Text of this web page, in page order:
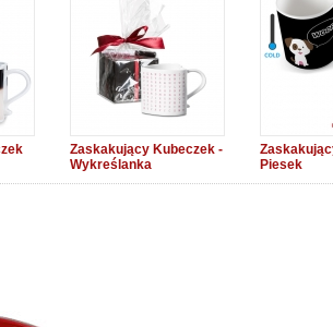
Zaskakujący Kubeczek -
Wykreślanka
Piesek